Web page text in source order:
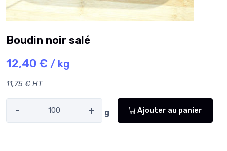
Boudin noir salé
12,40 € / kg
11,75 € HT
- + g Ajouter au panier